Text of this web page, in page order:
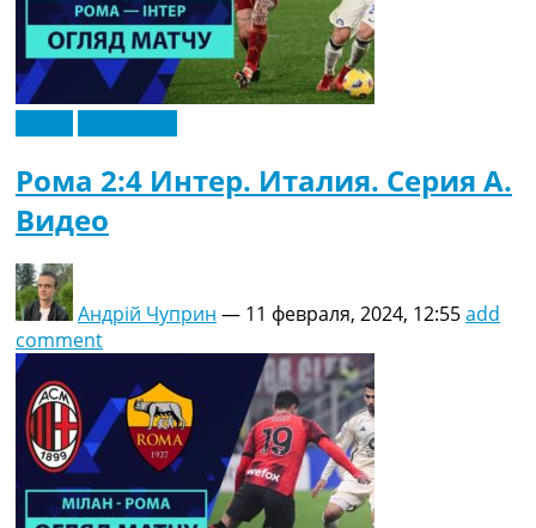
Рома 2:4 Интер. Италия. Серия A.
Видео
Андрій Чуприн — 11 февраля, 2024, 12:55add
comment